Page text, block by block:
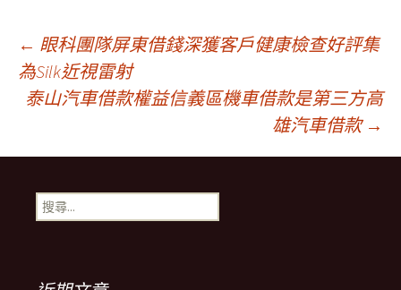
文
章
導
覽
← 眼科團隊屏東借錢深獲客戶健康檢查好評集
為Silk近視雷射
泰山汽車借款權益信義區機車借款是第三方高
雄汽車借款 →
搜
尋